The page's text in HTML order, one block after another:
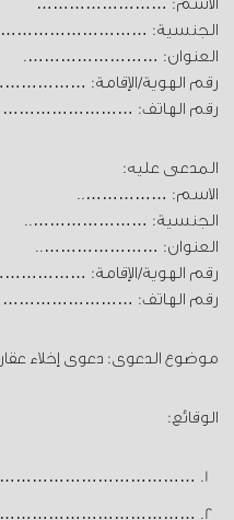
الاسم: ……………………
الجنسية:
العنوان: …………………….
رقم الهوية/الإقامة:
رقم الهاتف:
المدعى عليه:
الاسم: ……………..
الجنسية: …………………..
العنوان: …………………..
رقم الهوية/الإقامة:
رقم الهاتف:
موضوع الدعوى: دعوى إخلاء عقار
الوقائع: